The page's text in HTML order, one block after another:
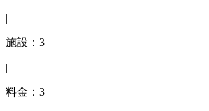
|
施設：3
|
料金：3